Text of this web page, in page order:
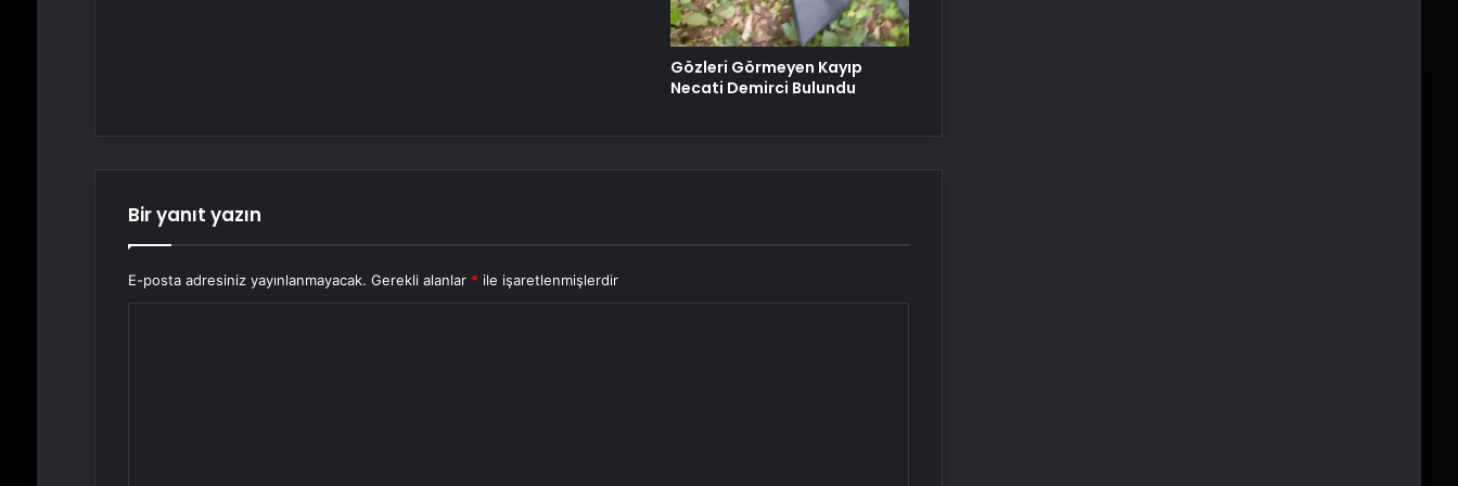
Gözleri Görmeyen Kayıp
Necati Demirci Bulundu
Bir yanıt yazın
E-posta adresiniz yayınlanmayacak. Gerekli alanlar * ile işaretlenmişlerdir